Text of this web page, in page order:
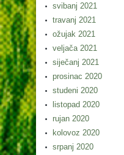
svibanj 2021
travanj 2021
ožujak 2021
veljača 2021
siječanj 2021
prosinac 2020
studeni 2020
listopad 2020
rujan 2020
kolovoz 2020
srpanj 2020